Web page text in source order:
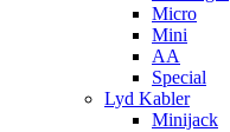
Micro
Mini
AA
Special
Lyd Kabler
Minijack